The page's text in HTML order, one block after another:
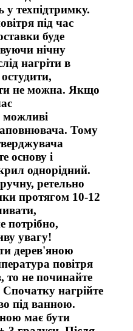
у техпідтримку.
під час
буде
нічну
нагріти в
не можна. Якщо
можливі
Тому
основу і
однорідний.
ретельно
протягом 10-12
потрібно,
увагу!
дерев'яною
повітря
то не починайте
Спочатку нагрійте
під ванною.
має бути